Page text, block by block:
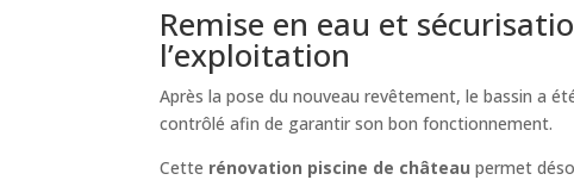
Remise en eau et
l’exploitation
Après la pose du nouveau revêtement, le bassin a
contrôlé afin de garantir son bon fonctionnement.
Cette rénovation piscine de château permet